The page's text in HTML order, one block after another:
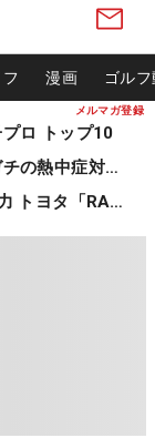
メルマガ登録
漫画 ゴル
ロ トップ10
女子プロやキャディがやる「ガチの熱中症対策」
ゴルフバッグ4本飲み込む積載力 トヨタ「RAV4」